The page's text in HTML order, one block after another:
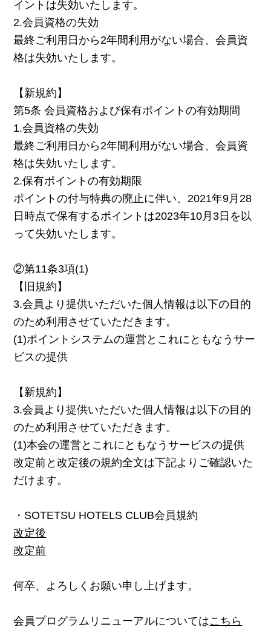
イントは失効いたします。
2.会員資格の失効
最終ご利用日から2年間利用がない場合、会員資
格は失効いたします。
【新規約】
第5条 会員資格および保有ポイントの有効期間
1.会員資格の失効
最終ご利用日から2年間利用がない場合、会員資
格は失効いたします。
2.保有ポイントの有効期限
ポイントの付与特典の廃止に伴い、2021年9月28
日時点で保有するポイントは2023年10月3日を以
って失効いたします。
②第11条3項(1)
【旧規約】
3.会員より提供いただいた個人情報は以下の目的
のため利用させていただきます。
(1)ポイントシステムの運営とこれにともなうサー
ビスの提供
【新規約】
3.会員より提供いただいた個人情報は以下の目的
のため利用させていただきます。
(1)本会の運営とこれにともなうサービスの提供
改定前と改定後の規約全文は下記よりご確認いた
だけます。
・SOTETSU HOTELS CLUB会員規約
改定後
改定前
何卒、よろしくお願い申し上げます。
会員プログラムリニューアルについてはこちら